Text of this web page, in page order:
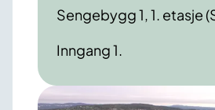
Sengebygg 1, 1. etasje
Inngang 1.